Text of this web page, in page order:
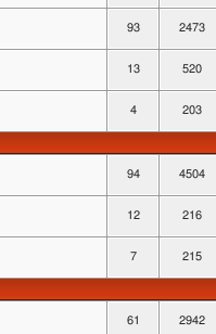
93 2473
13 520
4 203
94 4504
12 216
7 215
61 2942